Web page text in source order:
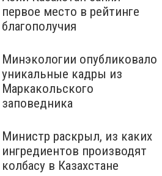
первое место в рейтинге
благополучия
Минэкологии опубликовало
уникальные кадры из
Маркакольского
заповедника
Министр раскрыл, из каких
ингредиентов производят
колбасу в Казахстане